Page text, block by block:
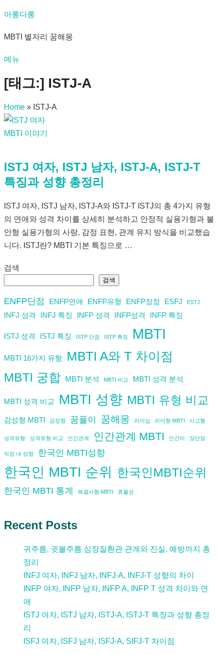
내
으
로
가
기
아롱다롱
MBTI 별자리 꿈해몽
메뉴
[태그:] ISTJ-A
Home » ISTJ-A
MBTI 이야기
ISTJ 여자, ISTJ 남자, ISTJ-A, ISTJ-T
특징과 성향 총정리
ISTJ 여자, ISTJ 남자, ISTJ-A와 ISTJ-T ISTJ의 총 4가지 유형
의 연애와 성격 차이를 상세히 분석하고 안정적 실용가형과 불
안형 실용가형의 사랑, 감정 표현, 관계 유지 방식을 비교했습
니다. ISTJ란? MBTI 기본 특징으로 …
검색
검색
ENFP단점 ENFP연애 ENFP유형 ENFP장점 ESFJ ESTJ
INFJ 성격 INFJ 특징 INFP 성격 INFP성격 INFP 특징
ISTJ 성격 ISTJ 특징 ISTP 단점 ISTP 특징 MBTI
MBTI 16가지 유형 MBTI A와 T 차이점
MBTI 궁합 MBTI 분석 MBTI 비교 MBTI 성격 분석
MBTI 성격 비교 MBTI 성향 MBTI 유형 비교
감성형 MBTI 감정형 꿈풀이 꿈해몽 리더십 리더형 MBTI 사고형
성격유형 성격유형 비교 인간관계 인간관계 MBTI 인간미 장단점
직장 내 성향 한국인 MBTI성향
한국인 MBTI 순위 한국인MBTI순위
한국인 MBTI 통계 해결사형 MBTI 효율성
Recent Posts
귀주름, 귓볼주름 심장질환관 관계와 진실, 예방까지 총
정리
INFJ 여자, INFJ 남자, INFJ-A, INFJ-T 성향의 차이
INFP 여자, INFP 남자, INFP A, INFP T 성격 차이와 연
애
ISTJ 여자, ISTJ 남자, ISTJ-A, ISTJ-T 특징과 성향 총정
리
ISFJ 여자, ISFJ 남자, ISFJ-A, SIFJ-T 차이점